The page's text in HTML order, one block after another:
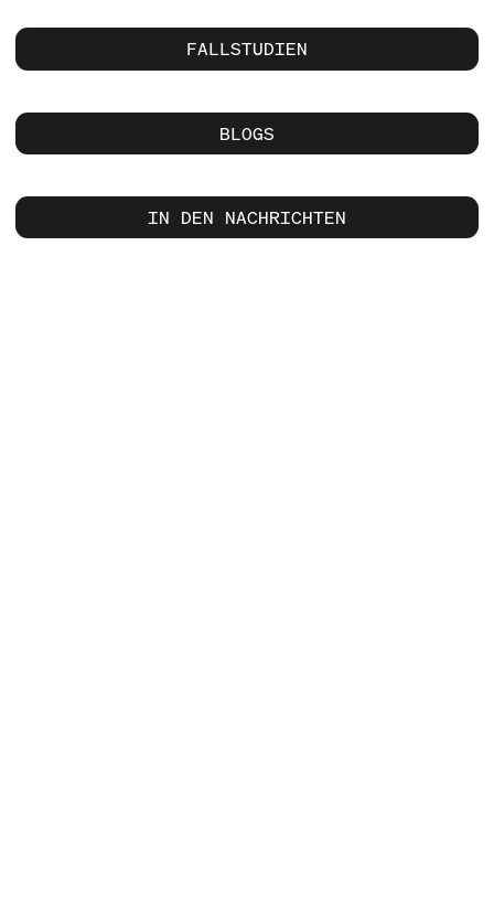
FALLSTUDIEN
BLOGS
IN DEN NACHRICHTEN